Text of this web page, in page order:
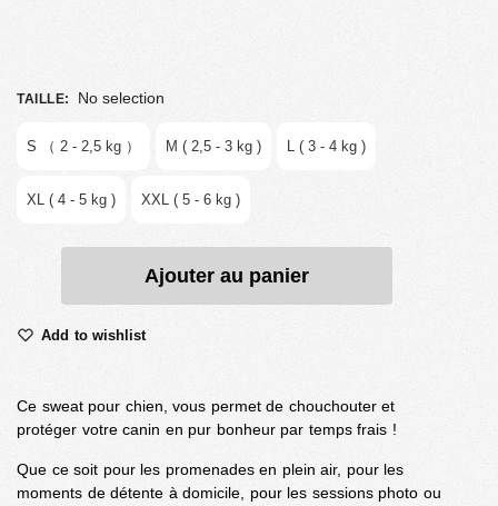
TAILLE: No selection
S （ 2 - 2,5 kg ） M ( 2,5 - 3 kg ) L ( 3 - 4 kg )
XL ( 4 - 5 kg ) XXL ( 5 - 6 kg )
Ajouter au panier
Add to wishlist
Ce sweat pour chien, vous permet de chouchouter et
protéger votre canin en pur bonheur par temps frais !
Que ce soit pour les promenades en plein air, pour les
moments de détente à domicile, pour les sessions photo ou